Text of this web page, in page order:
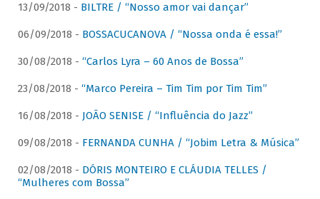
13/09/2018 - BILTRE / “Nosso amor vai dançar”
06/09/2018 - BOSSACUCANOVA / “Nossa onda é essa!”
30/08/2018 - “Carlos Lyra – 60 Anos de Bossa”
23/08/2018 - “Marco Pereira – Tim Tim por Tim Tim”
16/08/2018 - JOÃO SENISE / “Influência do Jazz”
09/08/2018 - FERNANDA CUNHA / “Jobim Letra & Música”
02/08/2018 - DÓRIS MONTEIRO E CLÁUDIA TELLES /
“Mulheres com Bossa”